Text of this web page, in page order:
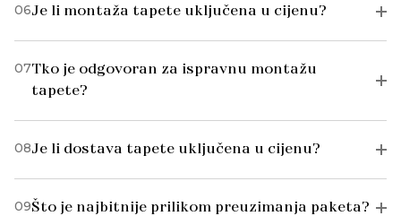
06Je li montaža tapete uključena u cijenu?
07Tko je odgovoran za ispravnu montažu
tapete?
08Je li dostava tapete uključena u cijenu?
09Što je najbitnije prilikom preuzimanja paketa?